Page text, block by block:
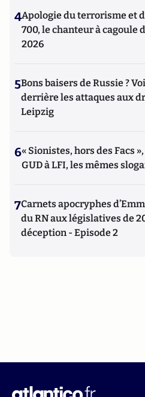
4Apologie du terrorisme et
700, le chanteur à cagoule
2026
5Bons baisers de Russie ?
derrière les attaques aux
Leipzig
6« Sionistes, hors des Facs
GUD à LFI, les mêmes
7Carnets apocryphes
du RN aux législatives de
déception - Episode 2